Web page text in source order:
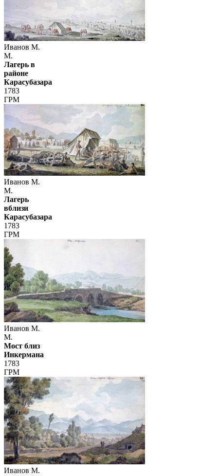
Иванов М.
М.
Лагерь в
районе
Карасубазара
1783
ГРМ
Иванов М.
М.
Лагерь
вблизи
Карасубазара
1783
ГРМ
Иванов М.
М.
Мост близ
Инкермана
1783
ГРМ
Иванов М.